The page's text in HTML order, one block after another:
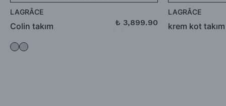
defo vb.) iade ediliyorsa, İade bedelinden kargo ücretleri
düşülerek alıcıya iade ödemesi gerçekleştirilecektir.
-İade için göndermiş olduğunuz ürün / ürünler 5 günü geçmiş,
kullanılmış, satılabilirlik özelliğini kaybetmiş, Faturası (varsa)
LAGRÂCE
Colin takım ₺ 3,899.90
LAGRÂCE
krem kot takım